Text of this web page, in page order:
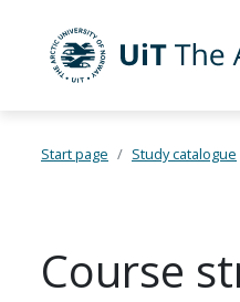
Skip to main content
UiT The Arctic
Start page Study catalogue
Course